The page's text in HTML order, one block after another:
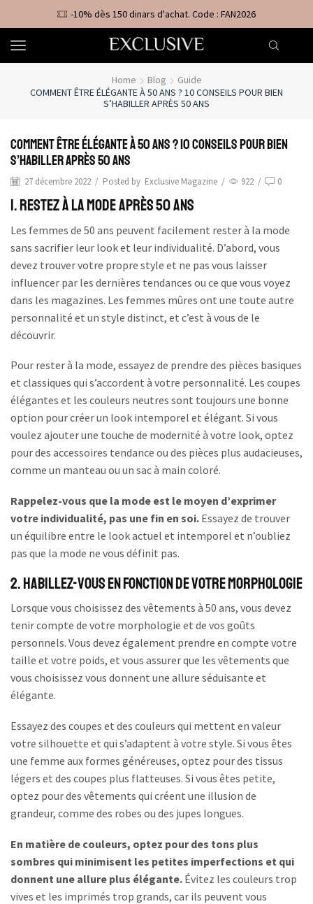
-10% dès 150 dinars d'achat. Code : FAN2026
Home Blog
Guide
COMMENT ÊTRE ÉLÉGANTE À 50 ANS ? 10 CONSEILS POUR BIEN
S’HABILLER APRÈS 50 ANS
Comment être élégante à 50 ans ? 10 Conseils pour Bien
S’habiller après 50 ans
27 décembre 2022 / Posted by Exclusive Magazine / 922 / 0
1. Restez à la mode après 50 ans
Les femmes de 50 ans peuvent facilement rester à la mode
sans sacrifier leur look et leur individualité. D’abord, vous
devez trouver votre propre style et ne pas vous laisser
influencer par les dernières tendances ou ce que vous voyez
dans les magazines. Les femmes mûres ont une toute autre
personnalité et un style distinct, et c’est à vous de le
découvrir.
Pour rester à la mode, essayez de prendre des pièces basiques
et classiques qui s’accordent à votre personnalité. Les coupes
élégantes et les couleurs neutres sont toujours une bonne
option pour créer un look intemporel et élégant. Si vous
voulez ajouter une touche de modernité à votre look, optez
pour des accessoires tendance ou des pièces plus audacieuses,
comme un manteau ou un sac à main coloré.
Rappelez-vous que la mode est le moyen d’exprimer
votre individualité, pas une fin en soi. Essayez de trouver
un équilibre entre le look actuel et intemporel et n’oubliez
pas que la mode ne vous définit pas.
2. Habillez-vous en fonction de votre morphologie
Lorsque vous choisissez des vêtements à 50 ans, vous devez
tenir compte de votre morphologie et de vos goûts
personnels. Vous devez également prendre en compte votre
taille et votre poids, et vous assurer que les vêtements que
vous choisissez vous donnent une allure séduisante et
élégante.
Essayez des coupes et des couleurs qui mettent en valeur
votre silhouette et qui s’adaptent à votre style. Si vous êtes
une femme aux formes généreuses, optez pour des tissus
légers et des coupes plus flatteuses. Si vous êtes petite,
optez pour des vêtements qui créent une illusion de
grandeur, comme des robes ou des jupes longues.
En matière de couleurs, optez pour des tons plus
sombres qui minimisent les petites imperfections et qui
donnent une allure plus élégante. Évitez les couleurs trop
vives et les imprimés trop grands, car ils peuvent vous